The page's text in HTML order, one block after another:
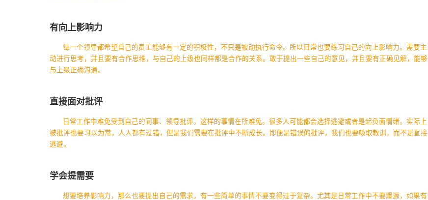
有向上影响力
每一个领导都希望自己的员工能够有一定的积极性，不只是被动执行命令。所以日常也要练习自己的向上影响力。需要主
动进行思考，并且要有合作思维，与自己的上级也同样都是合作的关系。敢于提出一些自己的意见，并且要有正确见解，能够
与上级正确沟通。
直接面对批评
日常工作中难免受到自己的同事、领导批评，这样的事情在所难免。很多人可能都会选择逃避或者是起负面情绪。实际上
被批评也要习以为常，人人都有过错，但是我们需要在批评中不断成长。即便是错误的批评，我们也要吸取教训，而不是直接
逃避。
学会提需要
想要培养影响力，那么也要提出自己的需求，有一些简单的事情不要变得过于复杂。尤其是日常工作中不要爆源，如果有